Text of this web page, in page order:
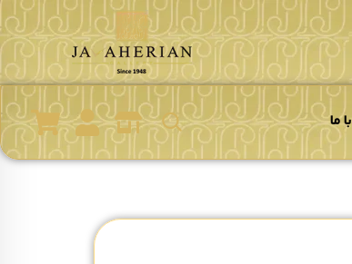
ما